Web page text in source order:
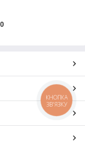
КНОПКА
ЗВ'ЯЗКУ